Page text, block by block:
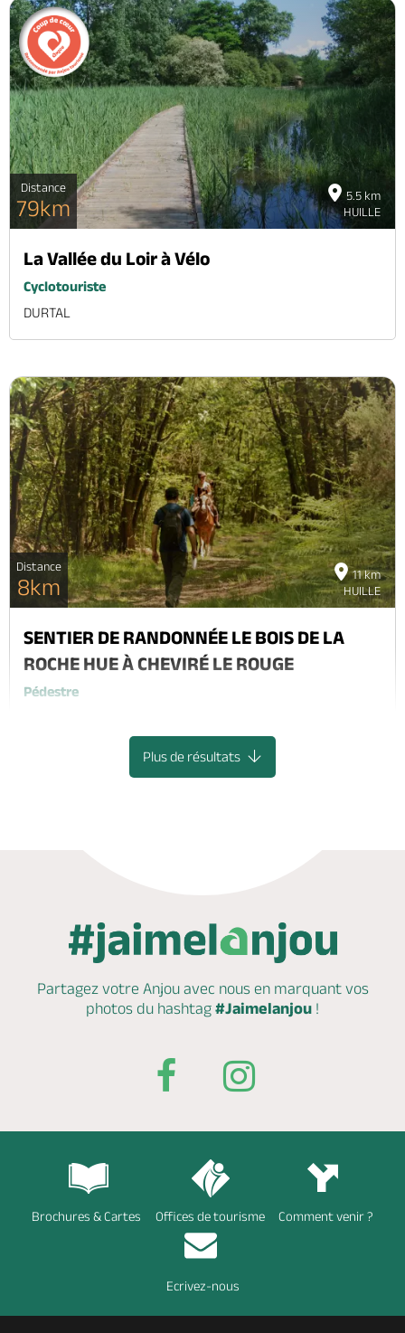
5.5 km
HUILLE
Distance
79km
La Vallée du Loir à Vélo
Cyclotouriste
DURTAL
11 km
HUILLE
Distance
8km
SENTIER DE RANDONNÉE LE BOIS DE LA
ROCHE HUE À CHEVIRÉ LE ROUGE
Pédestre
Plus de résultats
Partagez votre Anjou avec nous en marquantvos
photos du hashtag #Jaimelanjou !
Brochures & Cartes Offices de tourisme Comment venir ?
Ecrivez-nous